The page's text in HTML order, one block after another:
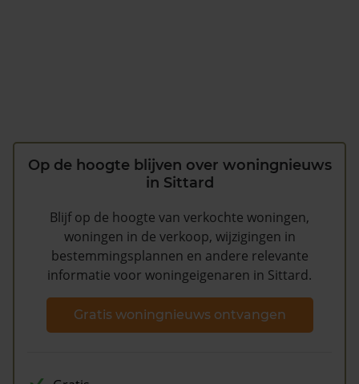
Op de hoogte blijven over woningnieuws
in Sittard
Blijf op de hoogte van verkochte woningen,
woningen in de verkoop, wijzigingen in
bestemmingsplannen en andere relevante
informatie voor woningeigenaren in Sittard.
Gratis woningnieuws ontvangen